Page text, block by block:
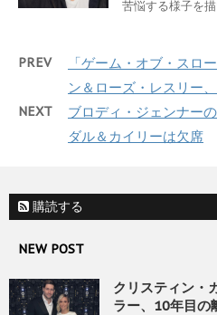
苦悩する様子を
PREV
「ゲーム・オブ・スロ
ン＆ローズ・レスリー
NEXT
ブロディ・ジェンナー
ダル＆カイリーは欠席
購読する
NEW POST
クリスティン・
ラー、10年目の